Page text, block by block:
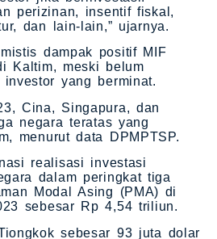
perizinan, insentif fiskal,
dan lain-lain,” ujarnya.
dampak positif MIF
Kaltim, meski belum
investor yang berminat.
Cina, Singapura, dan
negara teratas yang
menurut data DPMPTSP.
realisasi investasi
dalam peringkat tiga
Modal Asing (PMA) di
sebesar Rp 4,54 triliun.
sebesar 93 juta dolar